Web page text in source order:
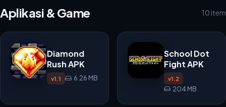
Aplikasi & Game 10 item
Diamond
Rush APK
v1.1 6.26 MB
School Dot
Fight APK
v1.2
204 MB